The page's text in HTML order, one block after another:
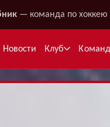
— команда по хоккею
Новости Клуб